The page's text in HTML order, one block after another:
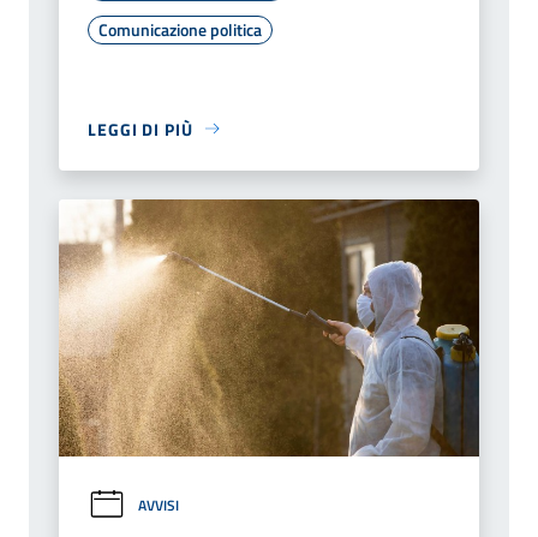
Comunicazione politica
LEGGI DI PIÙ
AVVISI